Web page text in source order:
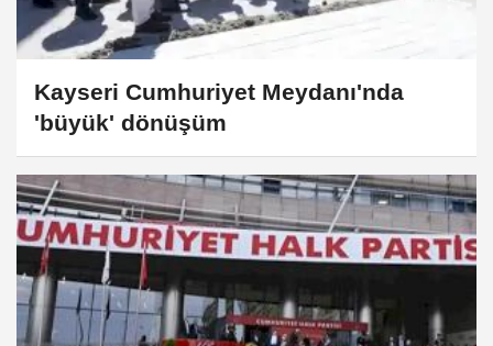
Kayseri Cumhuriyet Meydanı'nda
'büyük' dönüşüm